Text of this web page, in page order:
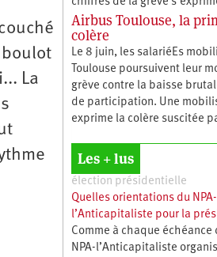
boulot
La
Airbus Toulouse, la
colère
Le 8 juin, les salariéEs
Toulouse poursuivent leur
grève contre la baisse
de participation. Une
exprime la colère suscitée
Les + lus
élection présidentielle
Quelles orientations du NPA-
l’Anticapitaliste pour la
Comme à chaque échéance
NPA-l’Anticapitaliste